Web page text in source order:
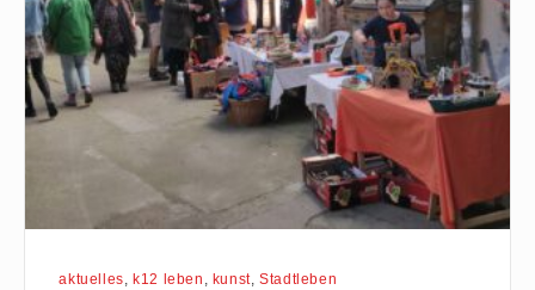
die
da
waren!
aktuelles, k12 leben , kunst,Stadtleben